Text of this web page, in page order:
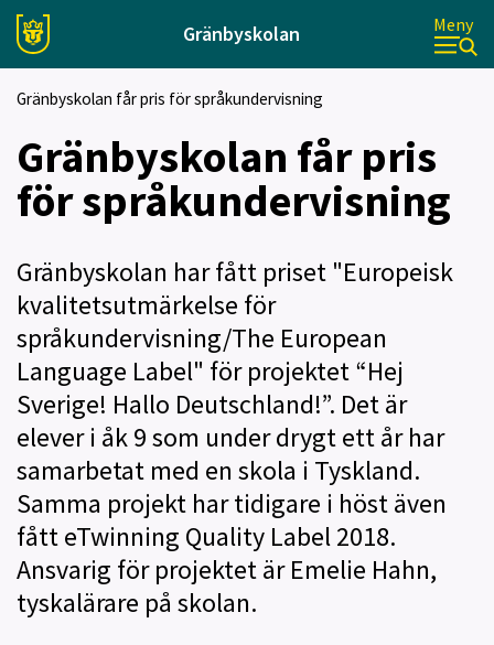
Gränbyskolan Meny
Gränbyskolan får pris för språkundervisning
Gränbyskolan får pris
för språkundervisning
Gränbyskolan har fått priset "Europeisk
kvalitetsutmärkelse för
språkundervisning/The European
Language Label" för projektet “Hej
Sverige! Hallo Deutschland!”. Det är
elever i åk 9 som under drygt ett år har
samarbetat med en skola i Tyskland.
Samma projekt har tidigare i höst även
fått eTwinning Quality Label 2018.
Ansvarig för projektet är Emelie Hahn,
tyskalärare på skolan.